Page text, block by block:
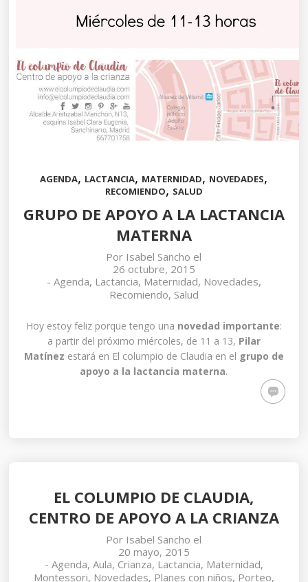
AGENDA, LACTANCIA, MATERNIDAD, NOVEDADES,
RECOMIENDO, SALUD
GRUPO DE APOYO A LA LACTANCIA
MATERNA
Por Isabel Sancho el
26 octubre, 2015
- Agenda, Lactancia, Maternidad, Novedades,
Recomiendo, Salud
Hoy estoy feliz porque tengo una novedad importante:
a partir del próximo miércoles, de 11 a 13, Pilar
Matínez estará en El columpio de Claudia en el grupo de
apoyo a la lactancia materna.
EL COLUMPIO DE CLAUDIA,
CENTRO DE APOYO A LA CRIANZA
Por Isabel Sancho el
20 mayo, 2015
- Agenda, Aula, Crianza, Lactancia, Maternidad,
Montessori, Novedades, Planes con niños, Porteo,